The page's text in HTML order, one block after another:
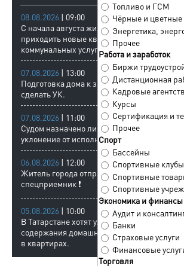
Топливо и ГСМ
Чёрные и
Энергетика,
Прочее
Работа и заработок
Биржи
Дистанционная
Кадровые
Курсы
Сертификация и
Прочее
Спорт
Бассейны
Спортивные
Спортивные
Спортивные
Экономика и финансы
Аудит и
Банки
Страховые услуги
Финансовые
Торговля
08.08.2026 | 09:00
С начала августа жильцам стали
приходить новые квитанции на оплату
коммунальных услуг.
07.08.2026 | 13:00
Подготовка дома к зиме и что должна
сделать УК.
07.08.2026 | 11:00
Судом назначено лишение свободы за
уклонение от исполнения обязанностей.
06.08.2026 | 12:00
Житель города отправлен в
спецприемник ❗
05.08.2026 | 10:00
В Татарстане хотят ужесточить правила
содержания домашних животных
в квартирах.